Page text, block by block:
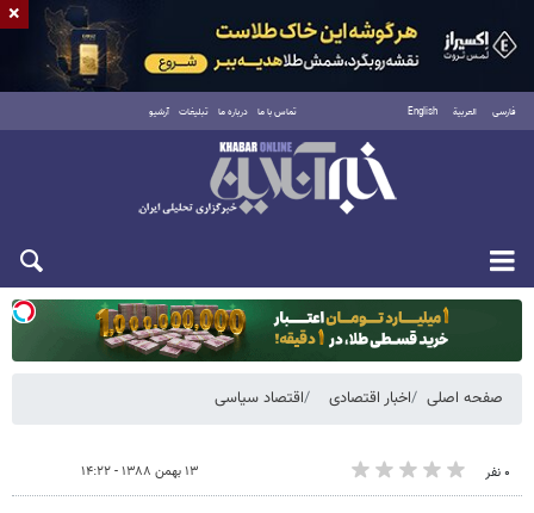
فارسی العربية English تماس با ما درباره ما تبلیغات آرشیو
یکشنبه ۱۸ مرداد ۱۴۰۵
صفحه اصلی اخبار اقتصادی اقتصاد سیاسی
۰ نفر ۱۳ بهمن ۱۳۸۸ - ۱۴:۲۲
×